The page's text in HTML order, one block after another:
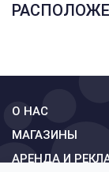
О НАС
МАГАЗИНЫ
АРЕНДА И